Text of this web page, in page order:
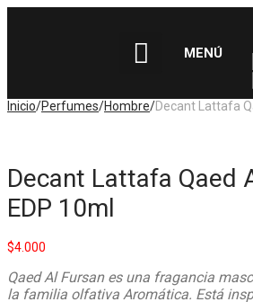
MENÚ
Inicio/Perfumes/Hombre/Decant Lattafa
Decant Lattafa Qaed
EDP 10ml
$4.000
Qaed Al Fursan es una fragancia
la familia olfativa Aromática. Está